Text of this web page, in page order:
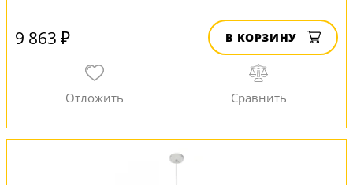
9 863 ₽ В КОРЗИНУ